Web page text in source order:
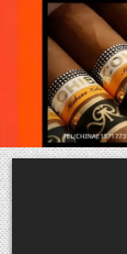
Skip
to
content